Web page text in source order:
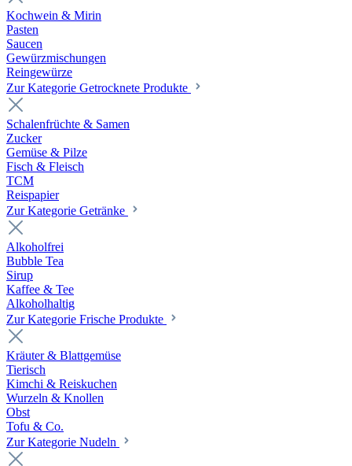
Kochwein & Mirin
Pasten
Saucen
Gewürzmischungen
Reingewürze
Zur Kategorie Getrocknete Produkte
Schalenfrüchte & Samen
Zucker
Gemüse & Pilze
Fisch & Fleisch
TCM
Reispapier
Zur Kategorie Getränke
Alkoholfrei
Bubble Tea
Sirup
Kaffee & Tee
Alkoholhaltig
Zur Kategorie Frische Produkte
Kräuter & Blattgemüse
Tierisch
Kimchi & Reiskuchen
Wurzeln & Knollen
Obst
Tofu & Co.
Zur Kategorie Nudeln